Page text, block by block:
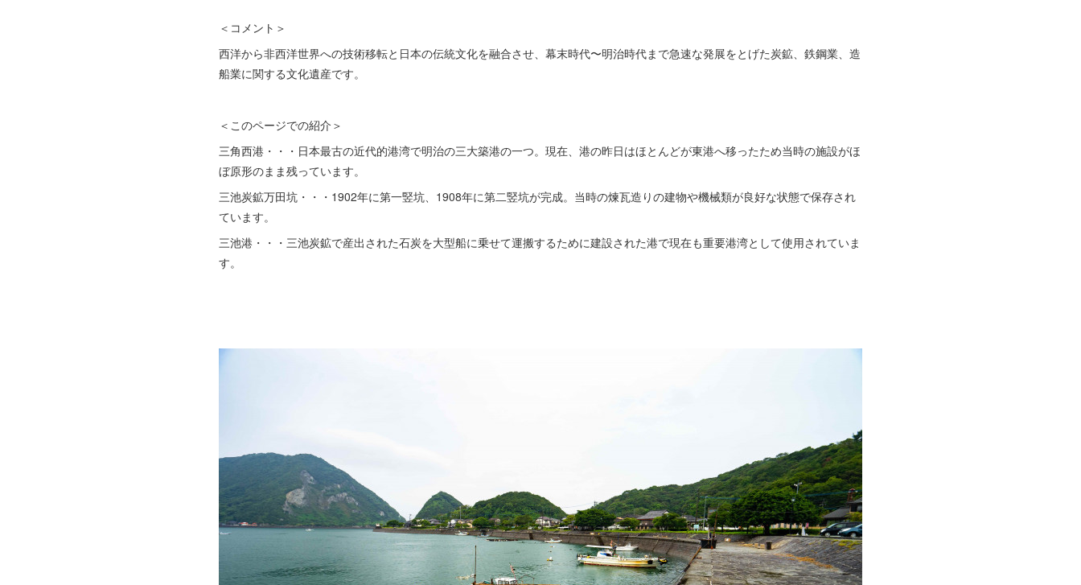
＜コメント＞
西洋から非西洋世界への技術移転と日本の伝統文化を融合させ、幕末時代〜明治時代まで急速な発展をとげた炭鉱、鉄鋼業、造
船業に関する文化遺産です。
＜このページでの紹介＞
三角西港・・・日本最古の近代的港湾で明治の三大築港の一つ。現在、港の昨日はほとんどが東港へ移ったため当時の施設がほ
ぼ原形のまま残っています。
三池炭鉱万田坑・・・1902年に第一竪坑、1908年に第二竪坑が完成。当時の煉瓦造りの建物や機械類が良好な状態で保存され
ています。
三池港・・・三池炭鉱で産出された石炭を大型船に乗せて運搬するために建設された港で現在も重要港湾として使用されていま
す。